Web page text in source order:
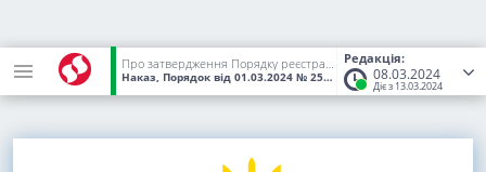
Редакція:
08.03.2024
Діє з 13.03.2024
Про затвердження Порядку реєстрації осіб для участі у 2024 році в національному мультипредметному тесті
Наказ, Порядок від 01.03.2024 № 254 (Статус:Чинний)